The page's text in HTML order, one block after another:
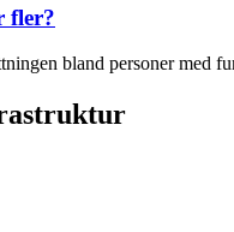
fler?
bland personer med